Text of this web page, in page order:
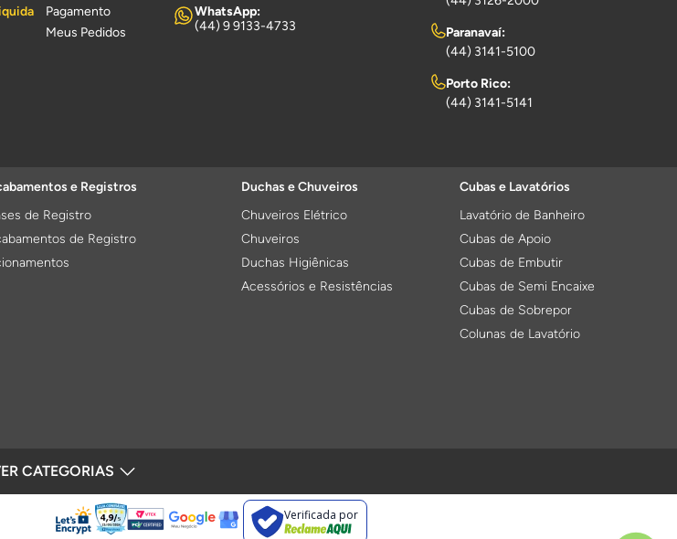
Pagamento
Meus Pedidos
WhatsApp:
(44) 9 9133-4733
Paranavaí:
(44) 3141-5100
Porto Rico:
(44) 3141-5141
e Registros
de Registro
de Registro
Duchas e Chuveiros
Chuveiros Elétrico
Chuveiros
Duchas Higiênicas
Acessórios e Resistências
Cubas e Lavatórios
Lavatório de Banheiro
Cubas de Apoio
Cubas de Embutir
Cubas de Semi Encaixe
Cubas de Sobrepor
Colunas de Lavatório
Sanitárias e Assentos
Sanitárias
Acopladas
Base de Válvula
Kits Conversores
CATEGORIAS
SEGURANÇA
Verificada por